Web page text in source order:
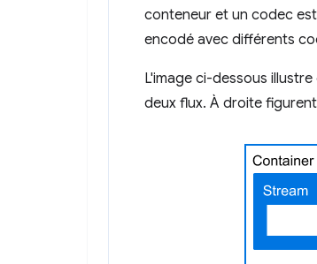
conteneur et un codec
encodé avec différents
L'image ci-dessous
deux flux. À droite